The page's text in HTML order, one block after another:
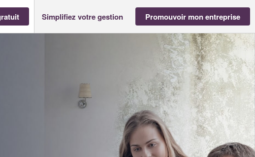
Simplifiez votre gestion Promouvoir mon entreprise